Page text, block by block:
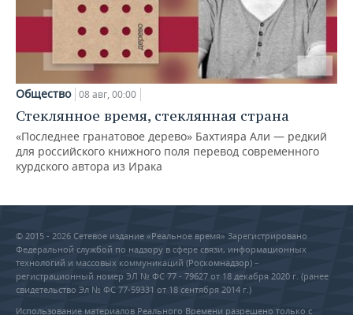
Общество 08 авг, 00:00
Стеклянное время, стеклянная страна
«Последнее гранатовое дерево» Бахтияра Али — редкий
для российского книжного поля перевод современного
курдского автора из Ирака
© 2015 - 2026 Сетевое издание «Реальное время» Зарегистрировано
Федеральной службой по надзору в сфере связи, информационных
технологий и массовых коммуникаций (Роскомнадзор) –
регистрационный номер ЭЛ № ФС 77 - 79627 от 18 декабря 2020 г. (ранее
свидетельство Эл № ФС 77-59331 от 18 сентября 2014 г.)
Использование материалов Реального Времени разрешено только с